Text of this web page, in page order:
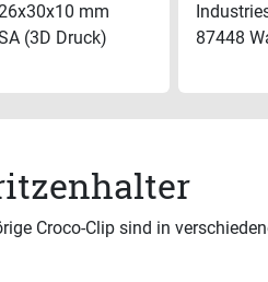
mm
(3D Druck)
87448
Croco-Clip sind in